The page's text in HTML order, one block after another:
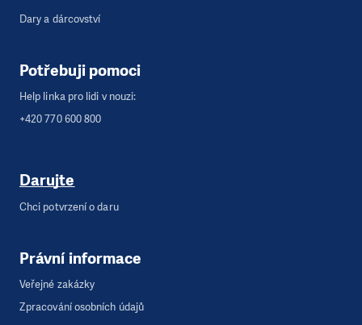
Dary a dárcovství
Potřebuji pomoci
Help linka pro lidi v nouzi:
+420 770 600 800
Darujte
Chci potvrzení o daru
Právní informace
Veřejné zakázky
Zpracování osobních údajů